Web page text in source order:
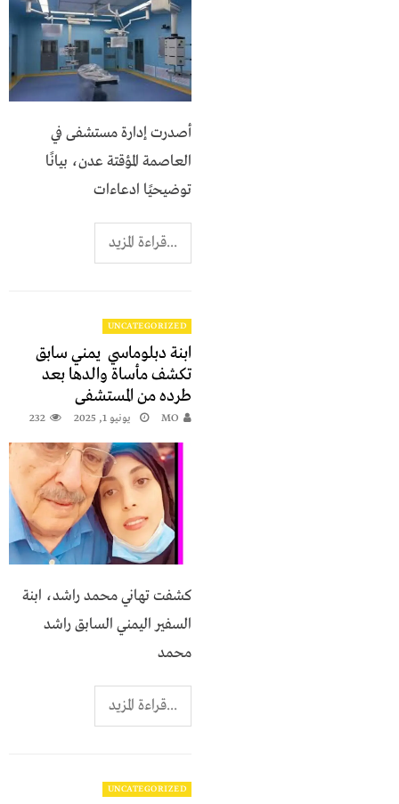
أصدرت إدارة مستشفى في
العاصمة المؤقتة عدن، بيانًا
توضيحيًا ادعاءات
...قراءة المزيد
UNCATEGORIZED
ابنة دبلوماسي يمني سابق
تكشف مأساة والدها بعد
طرده من المستشفى
MO يونيو 1, 2025 232
كشفت تهاني محمد راشد، ابنة
السفير اليمني السابق راشد
محمد
...قراءة المزيد
UNCATEGORIZED